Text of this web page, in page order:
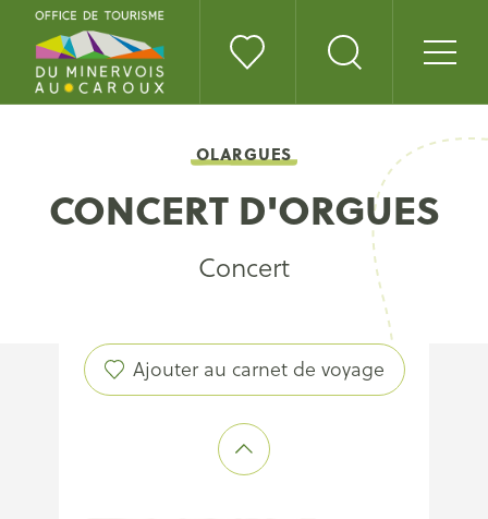
OLARGUES
CONCERT D'ORGUES
Concert
Ajouter au carnet de voyage